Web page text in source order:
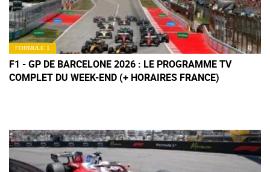
FORMULE 1
F1 - GP DE BARCELONE 2026 : LE PROGRAMME TV
COMPLET DU WEEK-END (+ HORAIRES FRANCE)